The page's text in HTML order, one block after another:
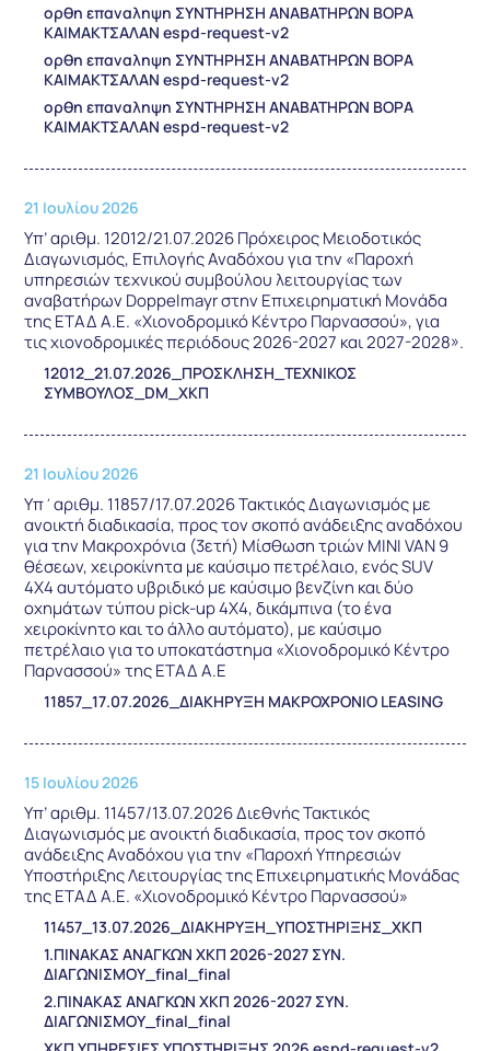
ορθη επαναληψη ΣΥΝΤΗΡΗΣΗ ΑΝΑΒΑΤΗΡΩΝ ΒΟΡΑ
ΚΑΙΜΑΚΤΣΑΛΑΝ espd-request-v2
ορθη επαναληψη ΣΥΝΤΗΡΗΣΗ ΑΝΑΒΑΤΗΡΩΝ ΒΟΡΑ
ΚΑΙΜΑΚΤΣΑΛΑΝ espd-request-v2
ορθη επαναληψη ΣΥΝΤΗΡΗΣΗ ΑΝΑΒΑΤΗΡΩΝ ΒΟΡΑ
ΚΑΙΜΑΚΤΣΑΛΑΝ espd-request-v2
21 Ιουλίου 2026
Υπ’ αριθμ. 12012/21.07.2026 Πρόχειρος Μειοδοτικός
Διαγωνισμός, Επιλογής Αναδόχου για την «Παροχή
υπηρεσιών τεχνικού συμβούλου λειτουργίας των
αναβατήρων Doppelmayr στην Επιχειρηματική Μονάδα
της ΕΤΑΔ Α.Ε. «Χιονοδρομικό Κέντρο Παρνασσού», για
τις χιονοδρομικές περιόδους 2026-2027 και 2027-2028».
12012_21.07.2026_ΠΡΟΣΚΛΗΣΗ_ΤΕΧΝΙΚΟΣ
ΣΥΜΒΟΥΛΟΣ_DM_ΧΚΠ
21 Ιουλίου 2026
Υπ΄αριθμ. 11857/17.07.2026 Τακτικός Διαγωνισμός με
ανοικτή διαδικασία, προς τον σκοπό ανάδειξης αναδόχου
για την Μακροχρόνια (3ετή) Μίσθωση τριών MINI VAN 9
θέσεων, χειροκίνητα με καύσιμο πετρέλαιο, ενός SUV
4Χ4 αυτόματο υβριδικό με καύσιμο βενζίνη και δύο
οχημάτων τύπου pick-up 4Χ4, δικάμπινα (το ένα
χειροκίνητο και το άλλο αυτόματο), με καύσιμο
πετρέλαιο για το υποκατάστημα «Χιονοδρομικό Κέντρο
Παρνασσού» της ΕΤΑΔ Α.Ε
11857_17.07.2026_ΔΙΑΚΗΡΥΞΗ ΜΑΚΡΟΧΡΟΝΙΟ LEASING
15 Ιουλίου 2026
Υπ’ αριθμ. 11457/13.07.2026 Διεθνής Τακτικός
Διαγωνισμός με ανοικτή διαδικασία, προς τον σκοπό
ανάδειξης Αναδόχου για την «Παροχή Υπηρεσιών
Υποστήριξης Λειτουργίας της Επιχειρηματικής Μονάδας
της ΕΤΑΔ Α.Ε. «Χιονοδρομικό Κέντρο Παρνασσού»
11457_13.07.2026_ΔΙΑΚΗΡΥΞΗ_ΥΠΟΣΤΗΡΙΞΗΣ_ΧΚΠ
1.ΠΙΝΑΚΑΣ ΑΝΑΓΚΩΝ ΧΚΠ 2026-2027 ΣΥΝ.
ΔΙΑΓΩΝΙΣΜΟΥ_final_final
2.ΠΙΝΑΚΑΣ ΑΝΑΓΚΩΝ ΧΚΠ 2026-2027 ΣΥΝ.
ΔΙΑΓΩΝΙΣΜΟΥ_final_final